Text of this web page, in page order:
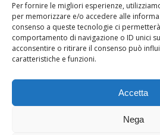
Per fornire le migliori esperienze,
per memorizzare e/o accedere alle
consenso a queste tecnologie ci
comportamento di navigazione o ID unici
acconsentire o ritirare il consenso può
caratteristiche e funzioni.
Accetta
Nega